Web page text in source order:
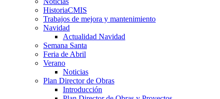
HistoriaCMIS
Trabajos de mejora y mantenimiento
Navidad
Actualidad Navidad
Semana Santa
Feria de Abril
Verano
Noticias
Plan Director de Obras
Introducción